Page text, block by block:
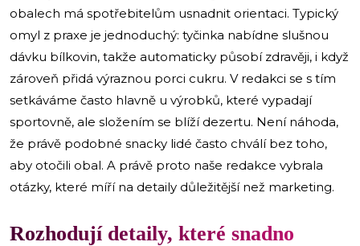
obalech má spotřebitelům usnadnit orientaci. Typický
omyl z praxe je jednoduchý: tyčinka nabídne slušnou
dávku bílkovin, takže automaticky působí zdravěji, i když
zároveň přidá výraznou porci cukru. V redakci se s tím
setkáváme často hlavně u výrobků, které vypadají
sportovně, ale složením se blíží dezertu. Není náhoda,
že právě podobné snacky lidé často chválí bez toho,
aby otočili obal. A právě proto naše redakce vybrala
otázky, které míří na detaily důležitější než marketing.
Rozhodují detaily, které snadno